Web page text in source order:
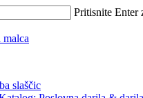
Pritisnite Enter
slaščic